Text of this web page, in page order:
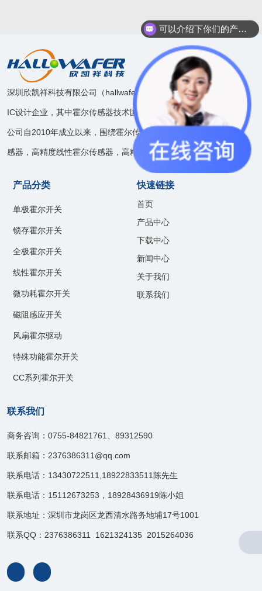
深圳欣凯祥科技有限公司（hallwafer），是一家模拟和混合信号
IC设计企业，其中霍尔传感器技术国内领先。
公司自2010年成立以来，围绕霍尔传感器技术开发了速度位置传
感器，高精度线性霍尔传感器，高精度电流传感器等产品线。
产品分类
单极霍尔开关
锁存霍尔开关
全极霍尔开关
线性霍尔开关
微功耗霍尔开关
磁阻感应开关
风扇霍尔驱动
特殊功能霍尔开关
CC系列霍尔开关
快速链接
首页
产品中心
下载中心
新闻中心
关于我们
联系我们
联系我们
商务咨询：0755-84821761、89312590
联系邮箱：2376386311@qq.com
联系电话：13430722511,18922833511陈先生
联系电话：15112673253，18928436919陈小姐
联系地址：深圳市龙岗区龙西清水路务地埔17号1001
联系QQ：2376386311 1621324135 2015264036
可以介绍下你们的产品么？